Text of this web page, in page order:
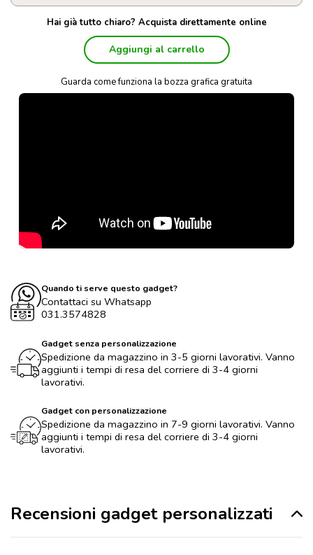
Hai già tutto chiaro? Acquista direttamente online
Aggiungi al carrello
Guarda come funziona la bozza grafica gratuita
Quando ti serve questo gadget?
Contattaci su Whatsapp
031.3574828
Gadget senza personalizzazione
Spedizione da magazzino in 3-5 giorni lavorativi. Vanno
aggiunti i tempi di resa del corriere di 3-4 giorni
lavorativi.
Gadget con personalizzazione
Spedizione da magazzino in 7-9 giorni lavorativi. Vanno
aggiunti i tempi di resa del corriere di 3-4 giorni
lavorativi.
Recensioni gadget personalizzati